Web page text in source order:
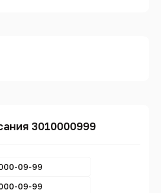
3010000999
09-99
09-99